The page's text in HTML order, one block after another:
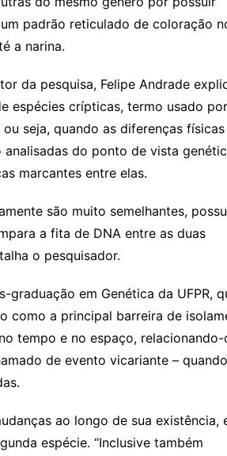
padrão reticulado de coloração
a narina.
da pesquisa, Felipe Andrade
espécies crípticas, termo usado por
seja, quando as diferenças físicas
do ponto de vista
marcantes entre elas.
são muito semelhantes,
a fita de DNA entre as duas
o pesquisador.
graduação em Genética da UFPR,
como a principal barreira de
tempo e no espaço, relacionando-
de evento vicariante – quando
ao longo de sua existência,
espécie. “Inclusive também